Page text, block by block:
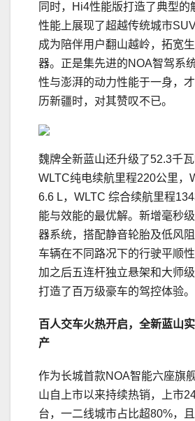
同时，Hi4性能版打造了典型的
性能上展现了超越传统城市
成为陪伴用户翻山越岭，拓宽
器。正是集先进的NOA智驾系
性与澎湃的动力性能于一身，
历新疆时，对其赞叹不已。
魏牌全新蓝山还升级了52.3千瓦
WLTC纯电续航里程220公里，
6.6 L，WLTC 综合续航里程
能与效能的最优解。新增毫秒
器系统，搭配静音轮胎及低风
车辆在不同路况下的行驶平顺性
加之后五连杆独立悬架和大师级
打造了百万级豪车的驾控体验。
百人交车火热开启， 全新蓝山
产
作为长城首款NOA智能六座旗
山自上市以来持续热销，上市
台，一二线城市占比超80%，